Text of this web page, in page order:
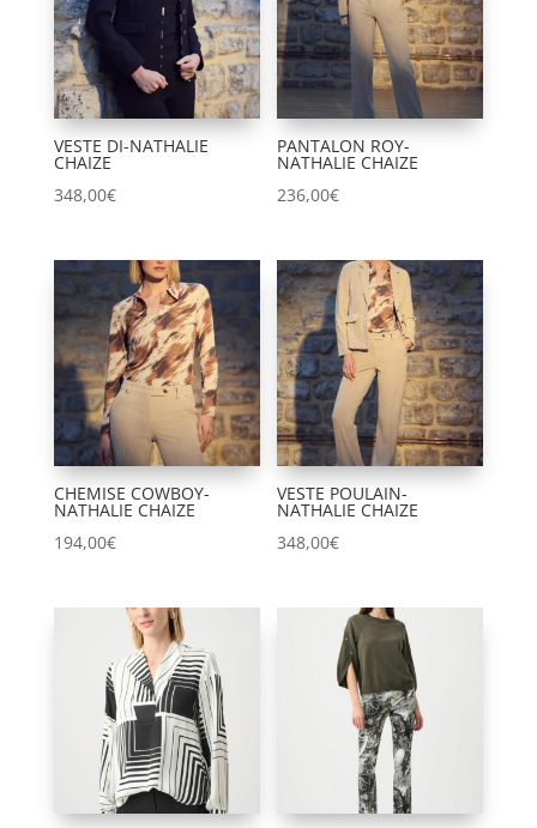
VESTE DI-NATHALIE
CHAIZE
348,00€
PANTALON ROY-
NATHALIE CHAIZE
236,00€
CHEMISE COWBOY-
NATHALIE CHAIZE
194,00€
VESTE POULAIN-
NATHALIE CHAIZE
348,00€